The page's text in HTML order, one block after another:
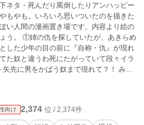
ネタ・死んだり罵倒したりアンハッピー
もやも。いろいろ思いついたのを描きた
い人間の漫画置き場です。内容より絵の
う。 ①姉の仇を探していたが、あきらめ
した少年の目の前に『自称・仇』が現れ
た奴と違うわ死にたがっていて段々イラ
先に男をかばう奴まで現れて？！ みた
②現代モノ短編と、飽きた百合漫画をば
向け 2,374 位 / 2,374件